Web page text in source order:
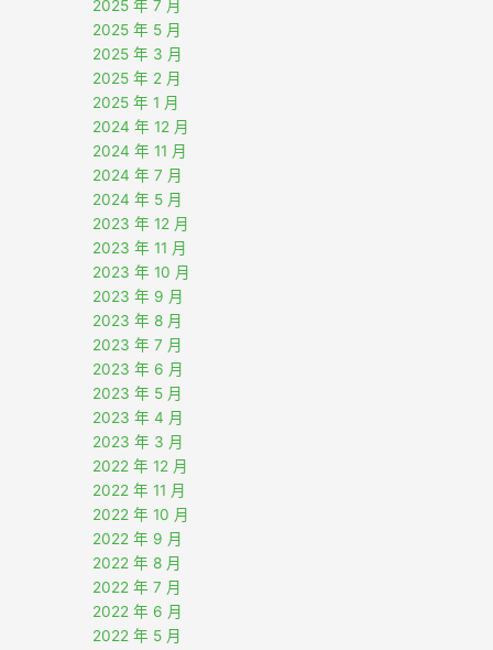
2025 年 7 月
2025 年 5 月
2025 年 3 月
2025 年 2 月
2025 年 1 月
2024 年 12 月
2024 年 11 月
2024 年 7 月
2024 年 5 月
2023 年 12 月
2023 年 11 月
2023 年 10 月
2023 年 9 月
2023 年 8 月
2023 年 7 月
2023 年 6 月
2023 年 5 月
2023 年 4 月
2023 年 3 月
2022 年 12 月
2022 年 11 月
2022 年 10 月
2022 年 9 月
2022 年 8 月
2022 年 7 月
2022 年 6 月
2022 年 5 月